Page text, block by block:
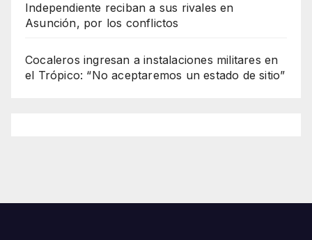
Independiente reciban a sus rivales en
Asunción, por los conflictos
Cocaleros ingresan a instalaciones militares en
el Trópico: “No aceptaremos un estado de sitio”